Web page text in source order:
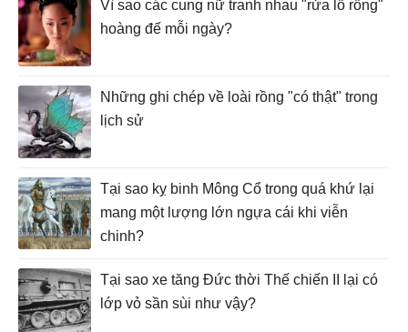
Vì sao các cung nữ tranh nhau "rửa lỗ rồng"
hoàng đế mỗi ngày?
Những ghi chép về loài rồng "có thật" trong
lịch sử
Tại sao kỵ binh Mông Cổ trong quá khứ lại
mang một lượng lớn ngựa cái khi viễn
chinh?
Tại sao xe tăng Đức thời Thế chiến II lại có
lớp vỏ sần sùi như vậy?